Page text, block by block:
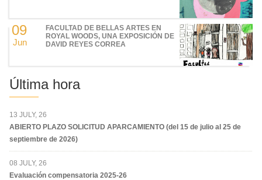
09
Jun
FACULTAD DE BELLAS ARTES EN
ROYAL WOODS, UNA EXPOSICIÓN DE
DAVID REYES CORREA
Última hora
13 JULY, 26
ABIERTO PLAZO SOLICITUD APARCAMIENTO (del 15 de julio al 25 de
septiembre de 2026)
08 JULY, 26
Evaluación compensatoria 2025-26